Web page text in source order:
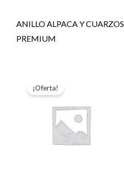
ANILLO ALPACA Y CUARZOS
PREMIUM
¡Oferta!